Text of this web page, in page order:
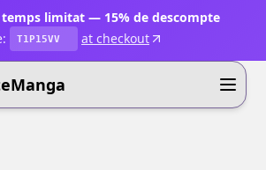
temps limitat — 15% de descompte
T1P15VV at checkout